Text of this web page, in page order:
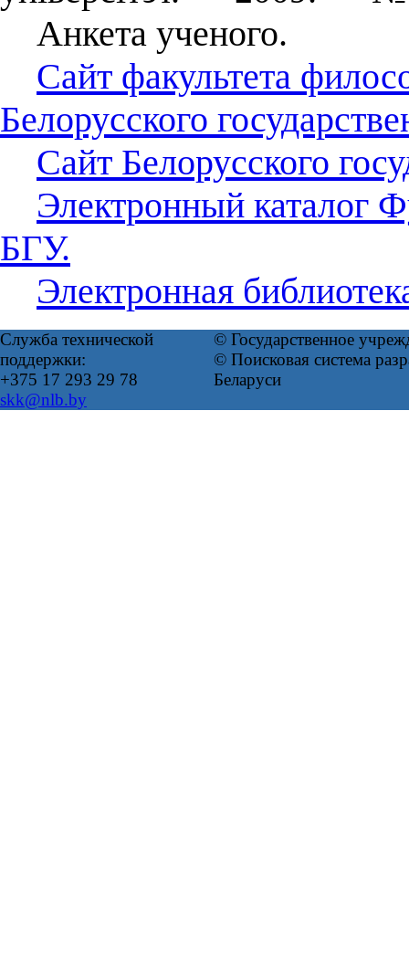
Анкета ученого.
Сайт факультета
Белорусского
Сайт Белорусского
Электронный каталог
БГУ.
Электронная
Служба технической
поддержки:
+375 17 293 29 78
skk@nlb.by
© Государственное
© Поисковая система
Беларуси